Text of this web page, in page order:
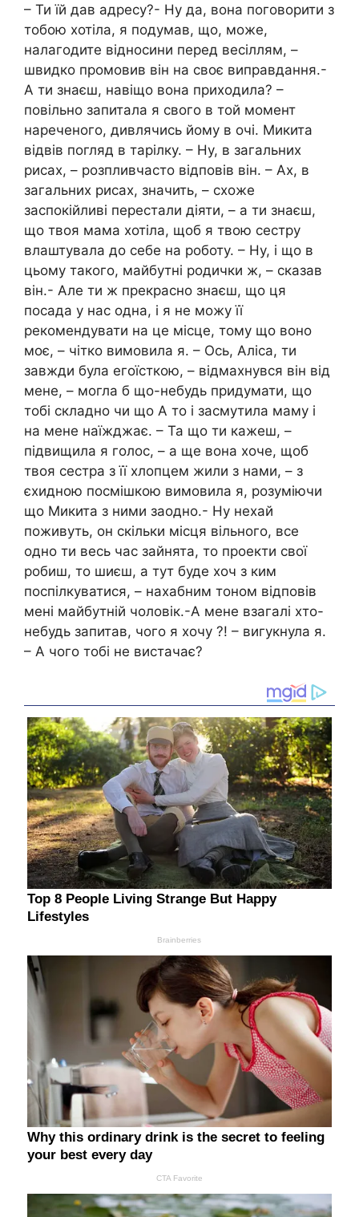
– Ти їй дав адресу?- Ну да, вона поговорити з
тобою хотіла, я подумав, що, може,
налагодите відносини перед весіллям, –
швидко промовив він на своє виправдання.-
А ти знаєш, навіщо вона приходила? –
повільно запитала я свого в той момент
нареченого, дивлячись йому в очі. Микита
відвів погляд в тарілку. – Ну, в загальних
рисах, – розпливчасто відповів він. – Ах, в
загальних рисах, значить, – схоже
заспокійливі перестали діяти, – а ти знаєш,
що твоя мама хотіла, щоб я твою сестру
влаштувала до себе на роботу. – Ну, і що в
цьому такого, майбутні родички ж, – сказав
він.- Але ти ж прекрасно знаєш, що ця
посада у нас одна, і я не можу її
рекомендувати на це місце, тому що воно
моє, – чітко вимовила я. – Ось, Аліса, ти
завжди була егоїсткою, – відмахнувся він від
мене, – могла б що-небудь придумати, що
тобі складно чи що А то і засмутила маму і
на мене наїжджає. – Та що ти кажеш, –
підвищила я голос, – а ще вона хоче, щоб
твоя сестра з її хлопцем жили з нами, – з
єхидною посмішкою вимовила я, розуміючи
що Микита з ними заодно.- Ну нехай
поживуть, он скільки місця вільного, все
одно ти весь час зайнята, то проекти свої
робиш, то шиєш, а тут буде хоч з ким
поспілкуватися, – нахабним тоном відповів
мені майбутній чоловік.-А мене взагалі хто-
небудь запитав, чого я хочу ?! – вигукнула я.
– А чого тобі не вистачає?